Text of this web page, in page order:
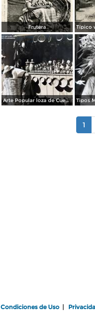
Frutera
Arte Popular loza de Cuenavaca.
1
Condiciones de Uso